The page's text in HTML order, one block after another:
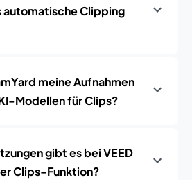
automatische Clipping
meine Aufnahmen
Modellen für Clips?
gibt es bei VEED
Clips-Funktion?